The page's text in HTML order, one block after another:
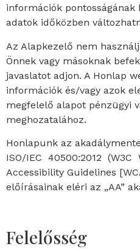
információk pontosságának
adatok időközben
Az Alapkezelő nem
Önnek vagy másoknak
javaslatot adjon. A Honlap
információk és/vagy azok
megfelelő alapot pénzügyi
meghozatalához.
Honlapunk az
ISO/IEC 40500:2012 (W3C
Accessibility Guidelines
előírásainak eléri az „AA”
Felelősség